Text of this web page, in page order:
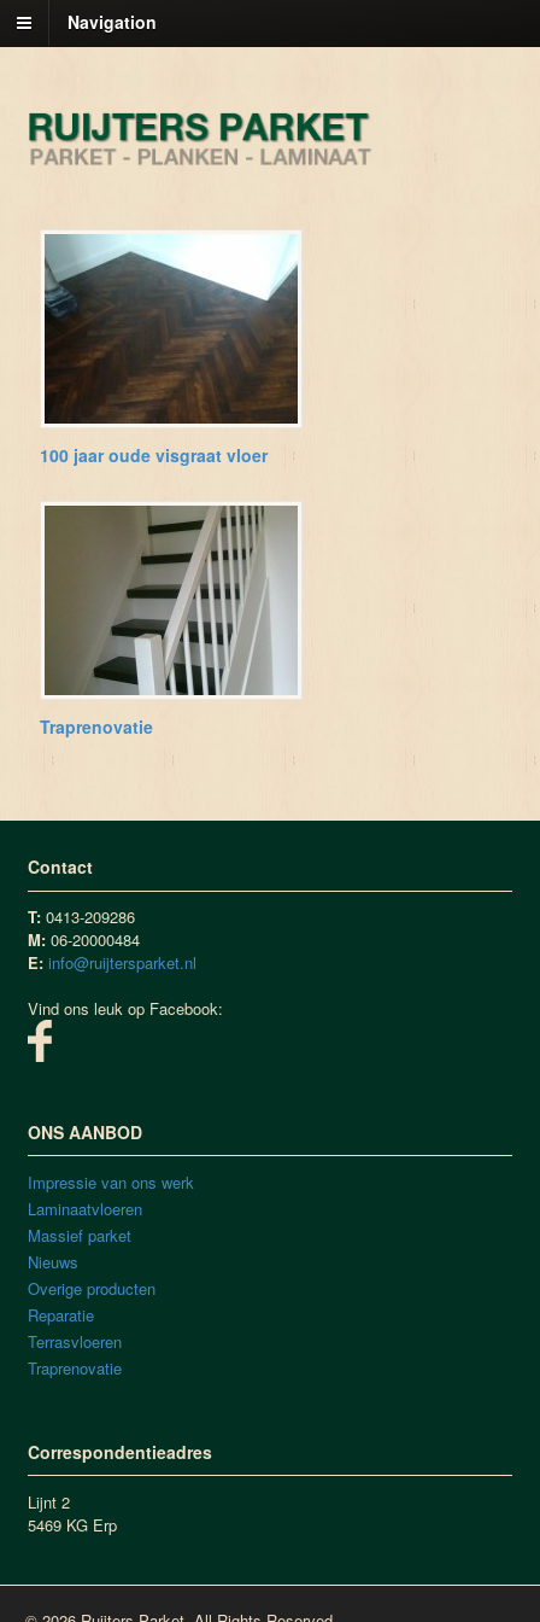
Navigation
100 jaar oude visgraat vloer
Traprenovatie
Contact
T:0413-209286
M:06-20000484
E: info@ruijtersparket.nl
Vind ons leuk op Facebook:
ONS AANBOD
Impressie van ons werk
Laminaatvloeren
Massief parket
Nieuws
Overige producten
Reparatie
Terrasvloeren
Traprenovatie
Correspondentieadres
Lijnt 2
5469 KG Erp